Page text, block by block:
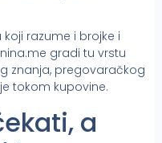
razume i brojke i
gradi tu vrstu
znanja, pregovaračkog
tokom kupovine.
a